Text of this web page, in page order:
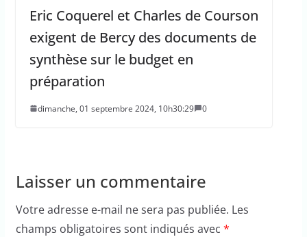
Eric Coquerel et Charles de Courson
exigent de Bercy des documents de
synthèse sur le budget en
préparation
dimanche, 01 septembre 2024, 10h30:29 0
Laisser un commentaire
Votre adresse e-mail ne sera pas publiée. Les
champs obligatoires sont indiqués avec *